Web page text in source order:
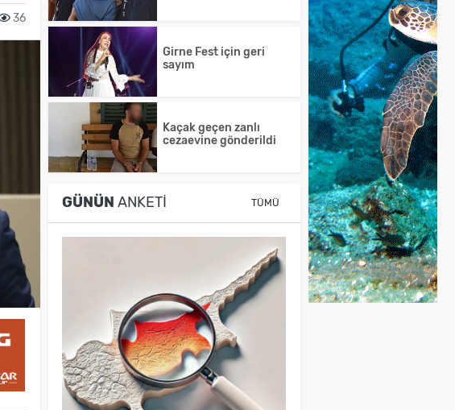
36
Girne Fest için geri
sayım
Kaçak geçen zanlı
cezaevine gönderildi
GÜNÜN ANKETI TÜMÜ